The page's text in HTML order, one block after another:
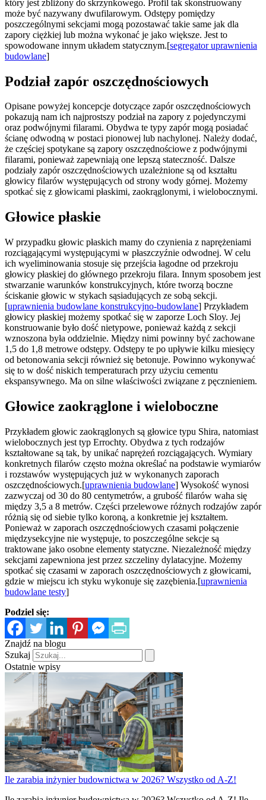
który jest zbliżony do skrzynkowego. Profil tak skonstruowany
może być nazywany dwufilarowym. Odstępy pomiędzy
poszczególnymi sekcjami mogą pozostawać takie same jak dla
zapory ciężkiej lub można wykonać je jako większe. Jest to
spowodowane innym układem statycznym.[segregator uprawnienia
budowlane]
Podział zapór oszczędnościowych
Opisane powyżej koncepcje dotyczące zapór oszczędnościowych
pokazują nam ich najprostszy podział na zapory z pojedynczymi
oraz podwójnymi filarami. Obydwa te typy zapór mogą posiadać
ścianę odwodną w postaci pionowej lub nachylonej. Należy dodać,
że częściej spotykane są zapory oszczędnościowe z podwójnymi
filarami, ponieważ zapewniają one lepszą stateczność. Dalsze
podziały zapór oszczędnościowych uzależnione są od kształtu
głowicy filarów występujących od strony wody górnej. Możemy
spotkać się z głowicami płaskimi, zaokrąglonymi, i wielobocznymi.
Głowice płaskie
W przypadku głowic płaskich mamy do czynienia z naprężeniami
rozciągającymi występującymi w płaszczyźnie odwodnej. W celu
ich wyeliminowania stosuje się przejścia łagodne od przekroju
głowicy płaskiej do głównego przekroju filara. Innym sposobem jest
stwarzanie warunków konstrukcyjnych, które tworzą boczne
ściskanie głowic w stykach sąsiadujących ze sobą sekcji.
[uprawnienia budowlane konstrukcyjno-budowlane] Przykładem
głowicy płaskiej możemy spotkać się w zaporze Loch Sloy. Jej
konstruowanie było dość nietypowe, ponieważ każdą z sekcji
wznoszona była oddzielnie. Między nimi powinny być zachowane
1,5 do 1,8 metrowe odstępy. Odstępy te po upływie kilku miesięcy
od betonowania sekcji również się betonuje. Powinno wykonywać
się to w dość niskich temperaturach przy użyciu cementu
ekspansywnego. Ma on silne właściwości związane z pęcznieniem.
Głowice zaokrąglone i wieloboczne
Przykładem głowic zaokrąglonych są głowice typu Shira, natomiast
wielobocznych jest typ Errochty. Obydwa z tych rodzajów
kształtowane są tak, by unikać naprężeń rozciągających. Wymiary
konkretnych filarów często można określać na podstawie wymiarów
i rozstawów występujących już w wykonanych zaporach
oszczędnościowych.[uprawnienia budowlane] Wysokość wynosi
zazwyczaj od 30 do 80 centymetrów, a grubość filarów waha się
między 3,5 a 8 metrów. Części przelewowe różnych rodzajów zapór
różnią się od siebie tylko koroną, a konkretnie jej kształtem.
Ponieważ w zaporach oszczędnościowych czasami połączenie
międzysekcyjne nie występuje, to poszczególne sekcje są
traktowane jako osobne elementy statyczne. Niezależność między
sekcjami zapewniona jest przez szczeliny dylatacyjne. Możemy
spotkać się czasami w zaporach oszczędnościowych z głowicami,
gdzie w miejscu ich styku wykonuje się zazębienia.[uprawnienia
budowlane testy]
Podziel się:
Znajdź na blogu
Szukaj
Ostatnie wpisy
Ile zarabia inżynier budownictwa w 2026? Wszystko od A-Z!